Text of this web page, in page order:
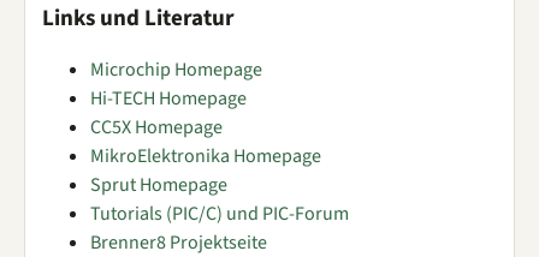
Links und Literatur
Microchip Homepage
Hi-TECH Homepage
CC5X Homepage
MikroElektronika Homepage
Sprut Homepage
Tutorials (PIC/C) und PIC-Forum
Brenner8 Projektseite